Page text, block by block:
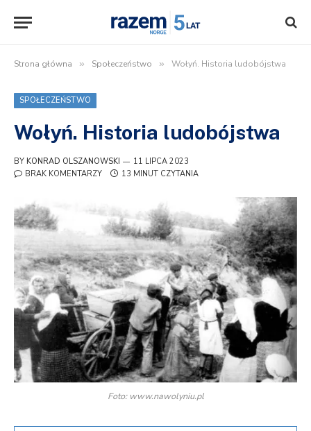
Strona główna » Społeczeństwo » Wołyń. Historia ludobójstwa
SPOŁECZEŃSTWO
Wołyń. Historia ludobójstwa
BY KONRAD OLSZANOWSKI
11 LIPCA 2023
BRAK KOMENTARZY
13 MINUT CZYTANIA
Foto: www.nawolyniu.pl